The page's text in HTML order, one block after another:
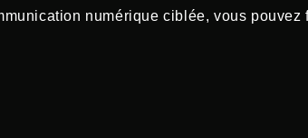
numérique ciblée, vous